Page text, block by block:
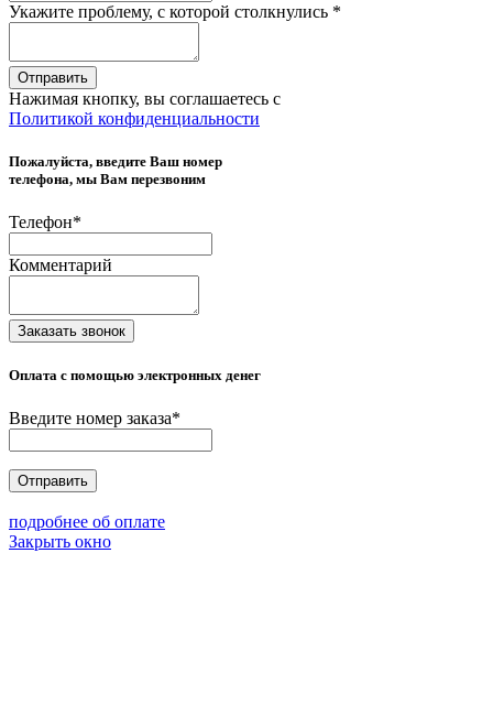
Укажите проблему, с которой столкнулись *
Отправить
Нажимая кнопку, вы соглашаетесь с
Политикой конфиденциальности
Пожалуйста, введите Ваш номер
телефона, мы Вам перезвоним
Телефон*
Комментарий
Заказать звонок
Оплата с помощью электронных денег
Введите номер заказа*
Отправить
подробнее об оплате
Закрыть окно